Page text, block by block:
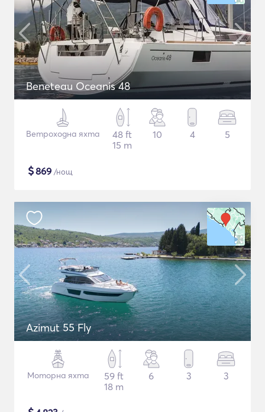
Beneteau Oceanis 48
Ветроходна яхта
48 ft
15 m
10 4 5
$869 /нощ
Azimut 55 Fly
Моторна яхта
59 ft
18 m
6 3 3